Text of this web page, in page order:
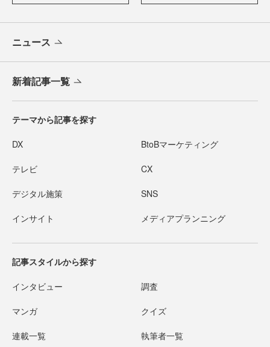
ニュース
新着記事一覧
テーマから記事を探す
DX BtoBマーケティング
テレビ CX
デジタル施策 SNS
インサイト メディアプランニング
記事スタイルから探す
インタビュー 調査
マンガ クイズ
連載一覧 執筆者一覧